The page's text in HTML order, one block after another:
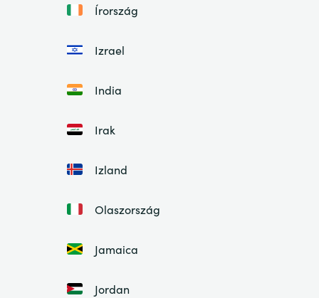
Írország
Izrael
India
Irak
Izland
Olaszország
Jamaica
Jordan